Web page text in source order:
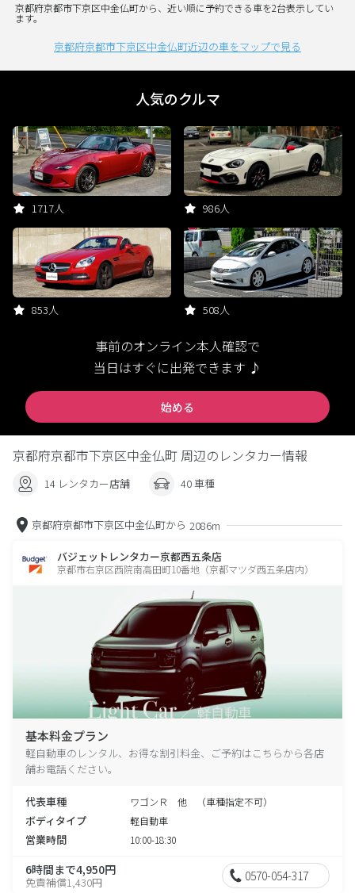
京都府京都市下京区中金仏町から、近い順に予約できる車を2台表示してい
ます。
京都府京都市下京区中金仏町近辺の車をマップで見る
人気のクルマ
1717人 986人
853人 508人
事前のオンライン本人確認で
当日はすぐに出発できます ♪
始める
京都府京都市下京区中金仏町 周辺のレンタカー情報
14 レンタカー店舗 40 車種
京都府京都市下京区中金仏町から 2086m
バジェットレンタカー京都西五条店
京都市右京区西院南高田町10番地（京都マツダ西五条店内）
基本料金プラン
軽自動車のレンタル、お得な割引料金、ご予約はこちらから各店
舗お電話ください。
代表車種 ワゴンＲ 他 （車種指定不可）
ボディタイプ 軽自動車
営業時間 10:00-18:30
6時間まで4,950円
免責補償1,430円 0570-054-317